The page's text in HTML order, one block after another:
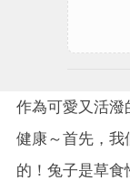
作為可愛又活潑
健康～首先，我
的！兔子是草